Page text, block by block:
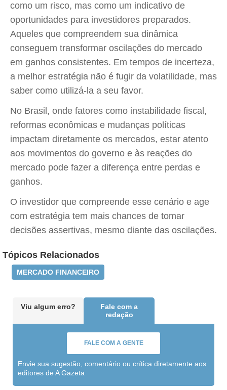
como um risco, mas como um indicativo de
oportunidades para investidores preparados.
Aqueles que compreendem sua dinâmica
conseguem transformar oscilações do mercado
em ganhos consistentes. Em tempos de incerteza,
a melhor estratégia não é fugir da volatilidade, mas
saber como utilizá-la a seu favor.
No Brasil, onde fatores como instabilidade fiscal,
reformas econômicas e mudanças políticas
impactam diretamente os mercados, estar atento
aos movimentos do governo e às reações do
mercado pode fazer a diferença entre perdas e
ganhos.
O investidor que compreende esse cenário e age
com estratégia tem mais chances de tomar
decisões assertivas, mesmo diante das oscilações.
Tópicos Relacionados
MERCADO FINANCEIRO
Viu algum erro?
Fale com a
redação
FALE COM A GENTE
Envie sua sugestão, comentário ou crítica diretamente aos
editores de A Gazeta